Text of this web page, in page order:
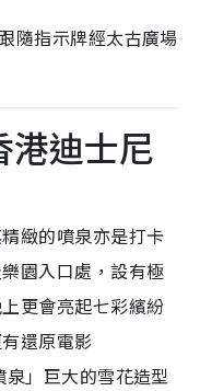
隨指示牌經太古廣場
港迪士尼
緻的噴泉亦是打卡
園入口處，設有極
更會亮起七彩繽紛
還原電影
泉」巨大的雪花造型